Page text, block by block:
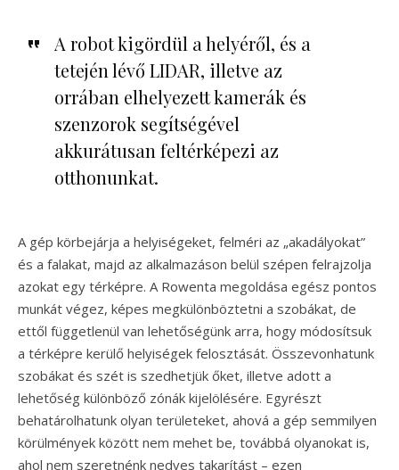
A robot kigördül a helyéről, és a
tetején lévő LIDAR, illetve az
orrában elhelyezett kamerák és
szenzorok segítségével
akkurátusan feltérképezi az
otthonunkat.
A gép körbejárja a helyiségeket, felméri az „akadályokat”
és a falakat, majd az alkalmazáson belül szépen felrajzolja
azokat egy térképre. A Rowenta megoldása egész pontos
munkát végez, képes megkülönböztetni a szobákat, de
ettől függetlenül van lehetőségünk arra, hogy módosítsuk
a térképre kerülő helyiségek felosztását. Összevonhatunk
szobákat és szét is szedhetjük őket, illetve adott a
lehetőség különböző zónák kijelölésére. Egyrészt
behatárolhatunk olyan területeket, ahová a gép semmilyen
körülmények között nem mehet be, továbbá olyanokat is,
ahol nem szeretnénk nedves takarítást – ezen